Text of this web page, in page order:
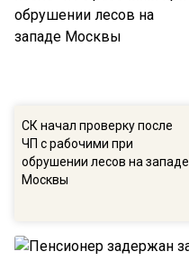
СК начал проверку после
ЧП с рабочими при
обрушении лесов на западе
Москвы